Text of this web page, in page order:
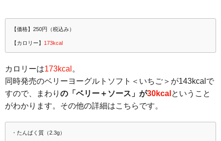
【価格】250円（税込み）
【カロリー】 173kcal
カロリーは173kcal 。
同時発売のベリーヨーグルトソフト＜いちご＞が143kcalで
すので、まわり の「ベリー＋ソース」が30kcal ということ
がわかります。その他の詳細はこちらです。
・たんぱく質（2.3g）